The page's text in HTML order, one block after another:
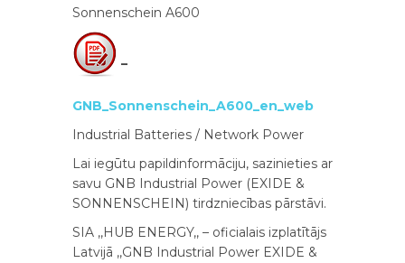
Sonnenschein A600
–
GNB_Sonnenschein_A600_en_web
Industrial Batteries / Network Power
Lai iegūtu papildinformāciju, sazinieties ar
savu GNB Industrial Power (EXIDE &
SONNENSCHEIN) tirdzniecības pārstāvi.
SIA ,,HUB ENERGY,, – oficialais izplatītājs
Latvijā ,,GNB Industrial Power EXIDE &